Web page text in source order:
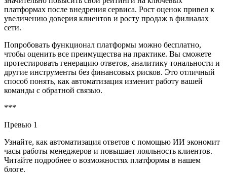
платформах после внедрения сервиса. Рост оценок привел к
увеличению доверия клиентов и росту продаж в филиалах
сети.
Попробовать функционал платформы можно бесплатно,
чтобы оценить все преимущества на практике. Вы сможете
протестировать генерацию ответов, аналитику тональности и
другие инструменты без финансовых рисков. Это отличный
способ понять, как автоматизация изменит работу вашей
команды с обратной связью.
***
Превью 1
Узнайте, как автоматизация ответов с помощью ИИ экономит
часы работы менеджеров и повышает лояльность клиентов.
Читайте подробнее о возможностях платформы в нашем
блоге.